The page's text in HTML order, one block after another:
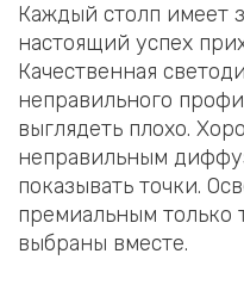
Каждый столп имеет
настоящий успех
Качественная
неправильного
выглядеть плохо.
неправильным
показывать точки.
премиальным только
выбраны вместе.